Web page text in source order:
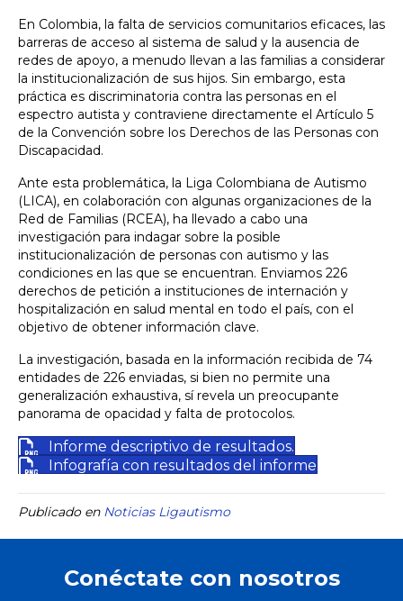
En Colombia, la falta de servicios comunitarios eficaces, las
barreras de acceso al sistema de salud y la ausencia de
redes de apoyo, a menudo llevan a las familias a considerar
la institucionalización de sus hijos. Sin embargo, esta
práctica es discriminatoria contra las personas en el
espectro autista y contraviene directamente el Artículo 5
de la Convención sobre los Derechos de las Personas con
Discapacidad.
Ante esta problemática, la Liga Colombiana de Autismo
(LICA), en colaboración con algunas organizaciones de la
Red de Familias (RCEA), ha llevado a cabo una
investigación para indagar sobre la posible
institucionalización de personas con autismo y las
condiciones en las que se encuentran. Enviamos 226
derechos de petición a instituciones de internación y
hospitalización en salud mental en todo el país, con el
objetivo de obtener información clave.
La investigación, basada en la información recibida de 74
entidades de 226 enviadas, si bien no permite una
generalización exhaustiva, sí revela un preocupante
panorama de opacidad y falta de protocolos.
Informe descriptivo de resultados.
Infografía con resultados del informe
Publicado en Noticias Ligautismo
Conéctate con nosotros